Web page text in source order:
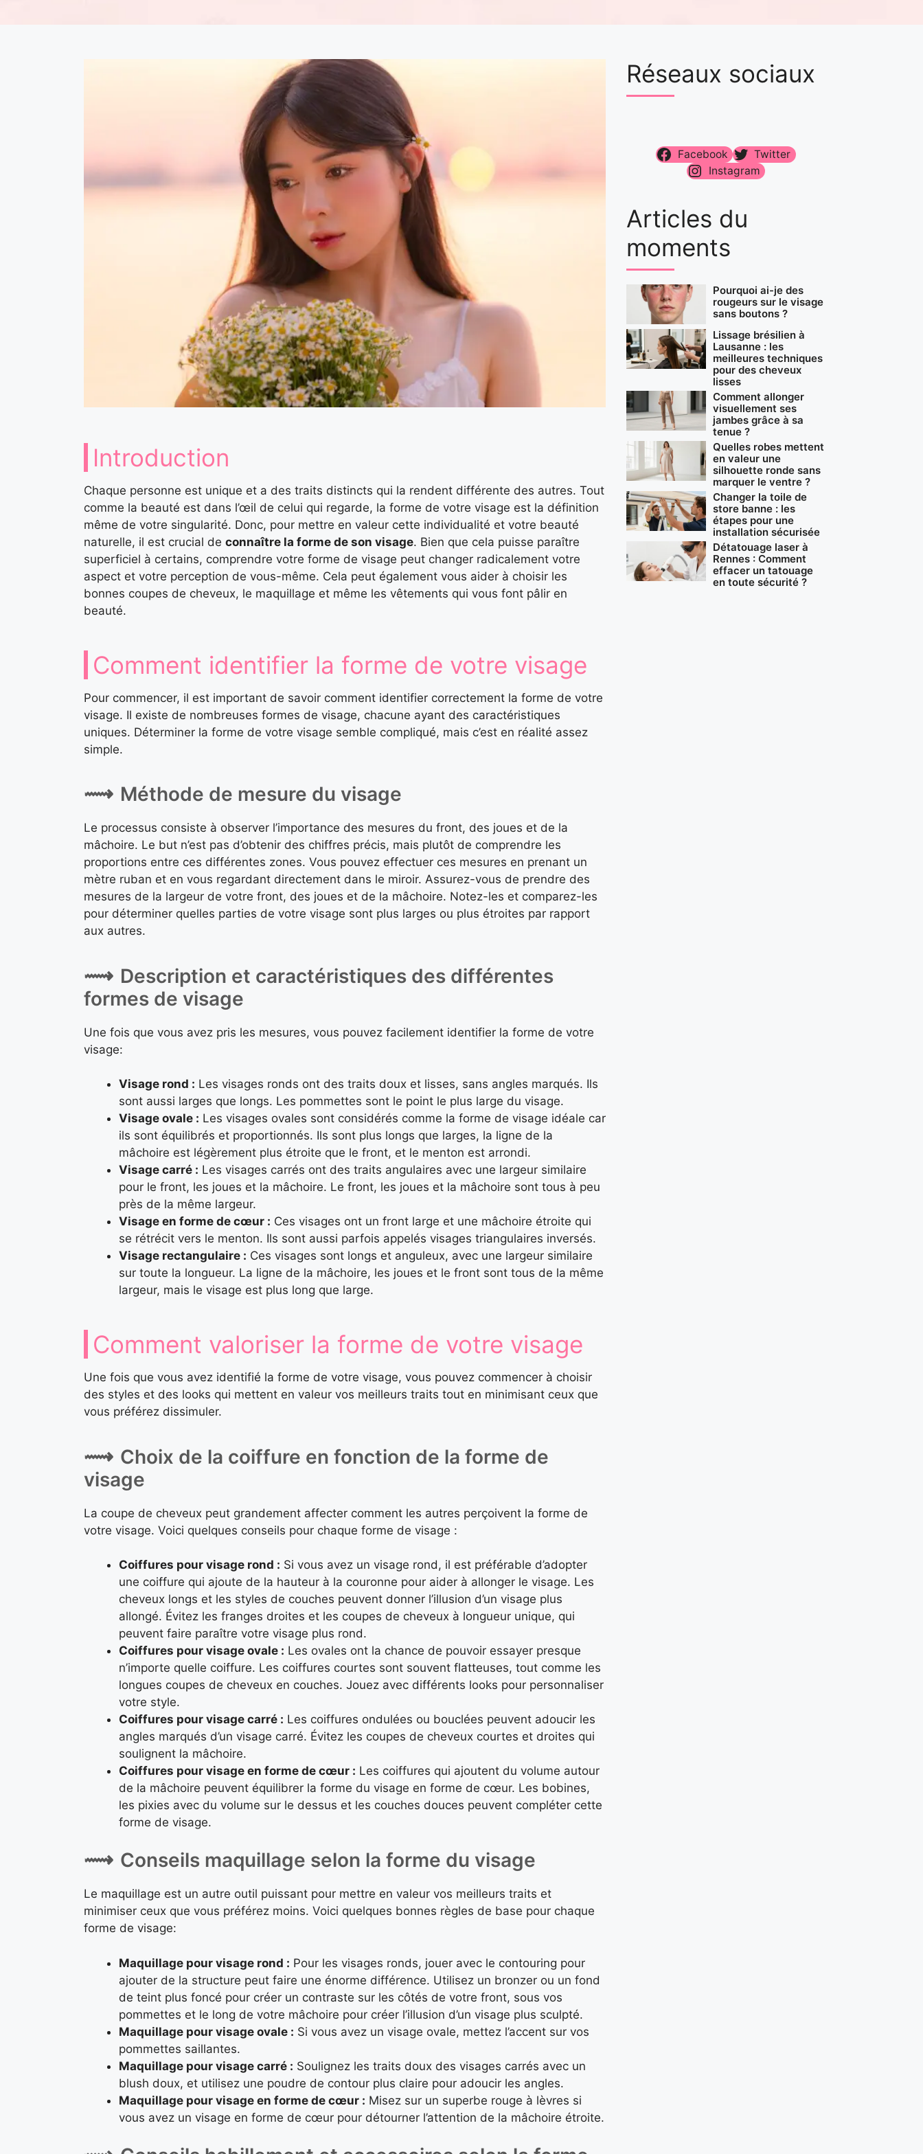
Introduction
Chaque personne est unique et a des traits distincts qui la rendent différente des autres. Tout
comme la beauté est dans l’œil de celui qui regarde, la forme de votre visage est la définition
même de votre singularité. Donc, pour mettre en valeur cette individualité et votre beauté
naturelle, il est crucial de connaître la forme de son visage. Bien que cela puisse paraître
superficiel à certains, comprendre votre forme de visage peut changer radicalement votre
aspect et votre perception de vous-même. Cela peut également vous aider à choisir les
bonnes coupes de cheveux, le maquillage et même les vêtements qui vous font pâlir en
beauté.
Comment identifier la forme de votre visage
Pour commencer, il est important de savoir comment identifier correctement la forme de votre
visage. Il existe de nombreuses formes de visage, chacune ayant des caractéristiques
uniques. Déterminer la forme de votre visage semble compliqué, mais c’est en réalité assez
simple.
Méthode de mesure du visage
Le processus consiste à observer l’importance des mesures du front, des joues et de la
mâchoire. Le but n’est pas d’obtenir des chiffres précis, mais plutôt de comprendre les
proportions entre ces différentes zones. Vous pouvez effectuer ces mesures en prenant un
mètre ruban et en vous regardant directement dans le miroir. Assurez-vous de prendre des
mesures de la largeur de votre front, des joues et de la mâchoire. Notez-les et comparez-les
pour déterminer quelles parties de votre visage sont plus larges ou plus étroites par rapport
aux autres.
Description et caractéristiques des différentes
formes de visage
Une fois que vous avez pris les mesures, vous pouvez facilement identifier la forme de votre
visage:
Visage rond : Les visages ronds ont des traits doux et lisses, sans angles marqués. Ils
sont aussi larges que longs. Les pommettes sont le point le plus large du visage.
Visage ovale : Les visages ovales sont considérés comme la forme de visage idéale car
ils sont équilibrés et proportionnés. Ils sont plus longs que larges, la ligne de la
mâchoire est légèrement plus étroite que le front, et le menton est arrondi.
Visage carré : Les visages carrés ont des traits angulaires avec une largeur similaire
pour le front, les joues et la mâchoire. Le front, les joues et la mâchoire sont tous à peu
près de la même largeur.
Visage en forme de cœur : Ces visages ont un front large et une mâchoire étroite qui
se rétrécit vers le menton. Ils sont aussi parfois appelés visages triangulaires inversés.
Visage rectangulaire : Ces visages sont longs et anguleux, avec une largeur similaire
sur toute la longueur. La ligne de la mâchoire, les joues et le front sont tous de la même
largeur, mais le visage est plus long que large.
Comment valoriser la forme de votre visage
Une fois que vous avez identifié la forme de votre visage, vous pouvez commencer à choisir
des styles et des looks qui mettent en valeur vos meilleurs traits tout en minimisant ceux que
vous préférez dissimuler.
Choix de la coiffure en fonction de la forme de
visage
La coupe de cheveux peut grandement affecter comment les autres perçoivent la forme de
votre visage. Voici quelques conseils pour chaque forme de visage :
Coiffures pour visage rond : Si vous avez un visage rond, il est préférable d’adopter
une coiffure qui ajoute de la hauteur à la couronne pour aider à allonger le visage. Les
cheveux longs et les styles de couches peuvent donner l’illusion d’un visage plus
allongé. Évitez les franges droites et les coupes de cheveux à longueur unique, qui
peuvent faire paraître votre visage plus rond.
Coiffures pour visage ovale : Les ovales ont la chance de pouvoir essayer presque
n’importe quelle coiffure. Les coiffures courtes sont souvent flatteuses, tout comme les
longues coupes de cheveux en couches. Jouez avec différents looks pour personnaliser
votre style.
Coiffures pour visage carré : Les coiffures ondulées ou bouclées peuvent adoucir les
angles marqués d’un visage carré. Évitez les coupes de cheveux courtes et droites qui
soulignent la mâchoire.
Coiffures pour visage en forme de cœur : Les coiffures qui ajoutent du volume autour
de la mâchoire peuvent équilibrer la forme du visage en forme de cœur. Les bobines,
les pixies avec du volume sur le dessus et les couches douces peuvent compléter cette
forme de visage.
Conseils maquillage selon la forme du visage
Le maquillage est un autre outil puissant pour mettre en valeur vos meilleurs traits et
minimiser ceux que vous préférez moins. Voici quelques bonnes règles de base pour chaque
forme de visage:
Maquillage pour visage rond : Pour les visages ronds, jouer avec le contouring pour
ajouter de la structure peut faire une énorme différence. Utilisez un bronzer ou un fond
de teint plus foncé pour créer un contraste sur les côtés de votre front, sous vos
pommettes et le long de votre mâchoire pour créer l’illusion d’un visage plus sculpté.
Maquillage pour visage ovale : Si vous avez un visage ovale, mettez l’accent sur vos
pommettes saillantes.
Maquillage pour visage carré : Soulignez les traits doux des visages carrés avec un
blush doux, et utilisez une poudre de contour plus claire pour adoucir les angles.
Maquillage pour visage en forme de cœur : Misez sur un superbe rouge à lèvres si
vous avez un visage en forme de cœur pour détourner l’attention de la mâchoire étroite.
Réseaux sociaux
Facebook
Twitter
Instagram
Articles du
moments
Pourquoi ai-je des
rougeurs sur le visage
sans boutons ?
Lissage brésilien à
Lausanne : les
meilleures techniques
pour des cheveux
lisses
Comment allonger
visuellement ses
jambes grâce à sa
tenue ?
Quelles robes mettent
en valeur une
silhouette ronde sans
marquer le ventre ?
Changer la toile de
store banne : les
étapes pour une
installation sécurisée
Détatouage laser à
Rennes : Comment
effacer un tatouage
en toute sécurité ?